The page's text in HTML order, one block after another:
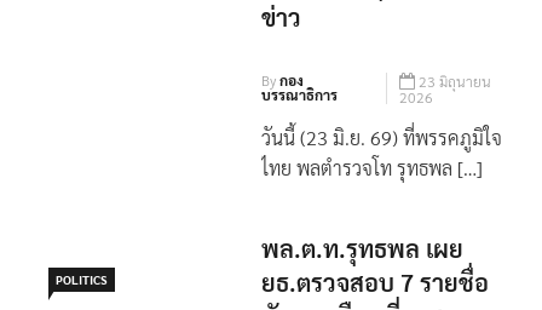
ข่าว
Byกอง
บรรณาธิการ
23 มิถุนายน
2026
วันนี้ (23 มิ.ย. 69) ที่พรรคภูมิใจ
ไทย พลตำรวจโท รุทธพล […]
POLITICS
พล.ต.ท.รุทธพล เผย
ยธ.ตรวจสอบ 7 รายชื่อ